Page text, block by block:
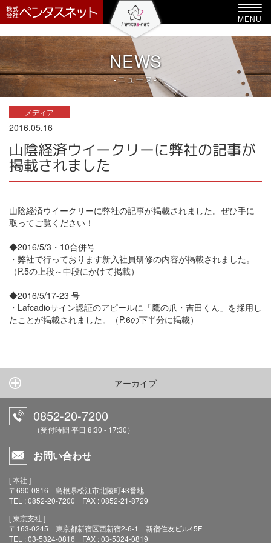
-->
MENU
NEWS
-ニュース-
メディア
2016.05.16
山陰経済ウイークリーに弊社の記事が
掲載されました
山陰経済ウイークリーに弊社の記事が掲載されました。ぜひ手に
取ってご覧ください！
◆2016/5/3・10合併号
・弊社で行っております新入社員研修の内容が掲載されました。
（P.5の上段～中段にかけて掲載）
◆2016/5/17-23 号
・Lafcadioサイン認証のアピールに「鷹の爪・吉田くん」を採用し
たことが掲載されました。（P.6の下半分に掲載）
アーカイブ
0852-20-7200
（受付時間 平日 8:30 - 17:30）
お問い合わせ
[ 本社 ]
〒690-0816 島根県松江市北陵町43番地
TEL : 0852-20-7200 FAX : 0852-21-8729
[ 東京支社 ]
〒163-0245 東京都新宿区西新宿2-6-1 新宿住友ビル45F
TEL : 03-5324-0816 FAX : 03-5324-0819